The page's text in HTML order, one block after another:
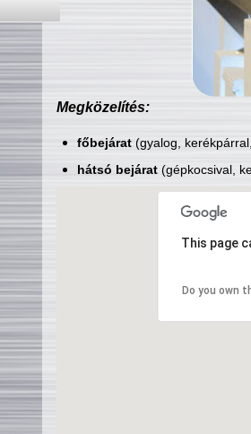
Megközelítés:
főbejárat(gyalog,
hátsó bejárat(gépkocsival,
This page
Do you own